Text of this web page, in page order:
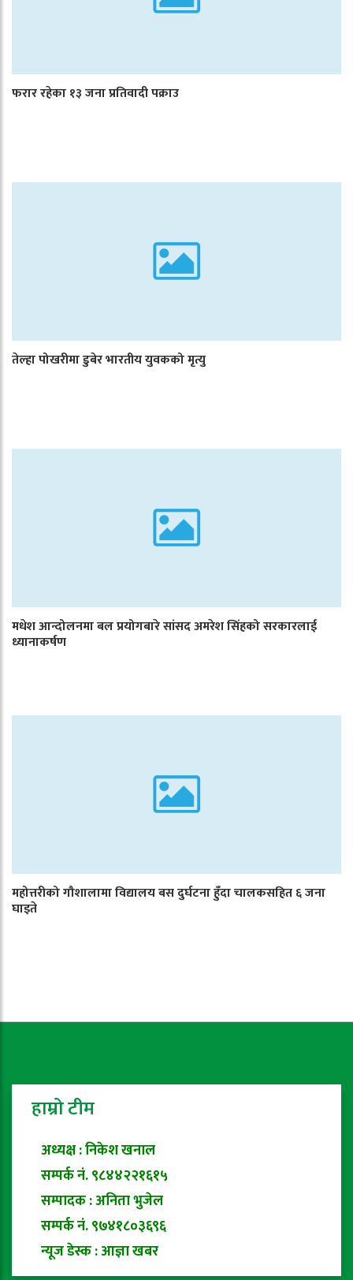
फरार रहेका १३ जना प्रतिवादी पक्राउ
तेल्हा पोखरीमा डुबेर भारतीय युवकको मृत्यु
मधेश आन्दोलनमा बल प्रयोगबारे सांसद अमरेश सिंहको सरकारलाई
ध्यानाकर्षण
महोत्तरीको गौशालामा विद्यालय बस दुर्घटना हुँदा चालकसहित ६ जना
घाइते
हाम्रो टीम
अध्यक्ष : निकेश खनाल
सम्पर्क नं. ९८४४२२१६१५
सम्पादक : अनिता भुजेल
सम्पर्क नं. ९७४१८०३६९६
न्यूज डेस्क : आज्ञा खबर